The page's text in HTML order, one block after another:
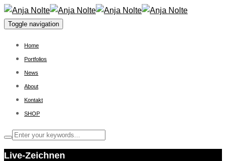
Toggle navigation
Home
Portfolios
News
About
Kontakt
SHOP
Live-Zeichnen